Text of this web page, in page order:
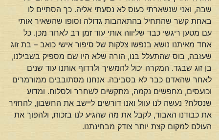
שבה, ואני שנשארתי כעוס לא נסעתי אליה. כך הסתיים לו
באחת קשר שהתחיל בהתאהבות גדולה וסופו שהשאיר אותי
עם מטען ריגשי כבד שליווה אותי עוד זמן רב לאחר מכן. כל
אחד מאיתנו נושא בנפשו צלקות של סיפור אישי כואב – בת זוג
שעזבה, בוס שהתעלל בנו, הורה שלא היו שם מספיק בשבילנו,
בן זוג שבגד. המקרה יכול להמשיך ולרדוף אותנו עוד שנים
לאחר שהאדם כבר לא בסביבה. אנחנו מסתובבים ממורמרים
וכועסים, מחפשים נקמה, מתקשים לשחרר ולסלוח. ומדוע
שנסלח? נעשה לנו עוול ואנו דורשים ליישב את החשבון, להחזיר
את כבודנו האבוד, לקבל את מה שהגיע לנו בזכות, ולהפוך את
העולם למקום קצת יותר צודק מבחינתנו.